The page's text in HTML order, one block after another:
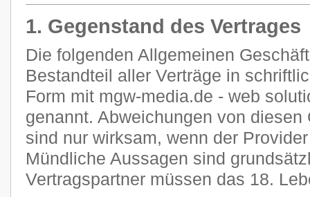
1. Gegenstand des Vertrages
Die folgenden Allgemeinen
Bestandteil aller Verträge in
Form mit mgw-media.de - web
genannt. Abweichungen von
sind nur wirksam, wenn der
Mündliche Aussagen sind
Vertragspartner müssen das 18.